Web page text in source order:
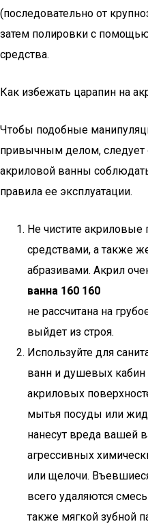
(последовательно от
затем полировки с
средства.
Как избежать царапин на
Чтобы подобные
привычным делом, следует
акриловой ванны
правила ее эксплуатации.
Не чистите
средствами, а также
абразивами. Акрил
ванна 160 160
не рассчитана на
выйдет из строя.
Используйте для
ванн и душевых кабин
акриловых
мытья посуды или
нанесут вреда вашей
агрессивных
или щелочи.
всего удаляются
также мягкой зубной